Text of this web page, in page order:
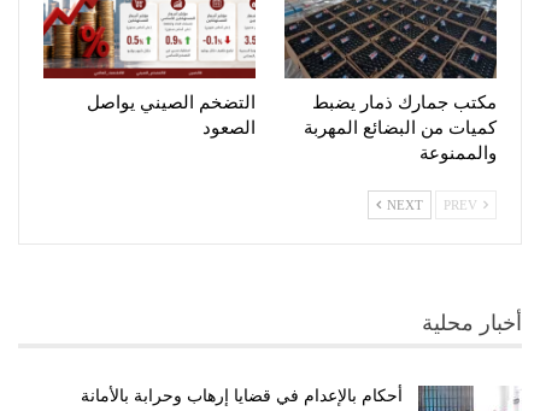
مكتب جمارك ذمار يضبط
كميات من البضائع المهربة
والممنوعة
التضخم الصيني يواصل
الصعود
NEXT
أخبار محلية
أحكام بالإعدام في قضايا إرهاب وحرابة بالأمانة